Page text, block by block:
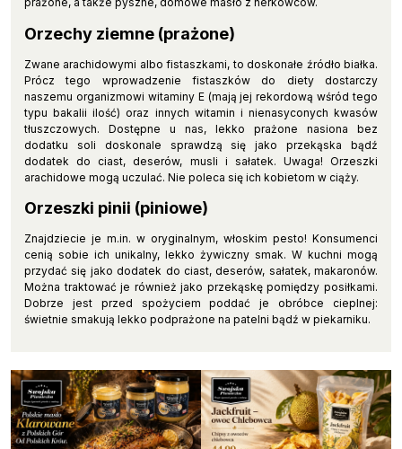
Orzechy ziemne (prażone)
Zwane arachidowymi albo fistaszkami, to doskonałe źródło białka.
Prócz tego wprowadzenie fistaszków do diety dostarczy
naszemu organizmowi witaminy E (mają jej rekordową wśród tego
typu bakalii ilość) oraz innych witamin i nienasyconych kwasów
tłuszczowych. Dostępne u nas, lekko prażone nasiona bez
dodatku soli doskonale sprawdzą się jako przekąska bądź
dodatek do ciast, deserów, musli i sałatek. Uwaga! Orzeszki
arachidowe mogą uczulać. Nie poleca się ich kobietom w ciąży.
Orzeszki pinii (piniowe)
Znajdziecie je m.in. w oryginalnym, włoskim pesto! Konsumenci
cenią sobie ich unikalny, lekko żywiczny smak. W kuchni mogą
przydać się jako dodatek do ciast, deserów, sałatek, makaronów.
Można traktować je również jako przekąskę pomiędzy posiłkami.
Dobrze jest przed spożyciem poddać je obróbce cieplnej:
świetnie smakują lekko podprażone na patelni bądź w piekarniku.